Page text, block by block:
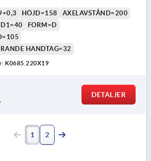
HÖJD=158
AXELAVSTÅND=200
D1=40
FORM=D
HANDTAG=32
K0685.220X19
DETALJER
1 2